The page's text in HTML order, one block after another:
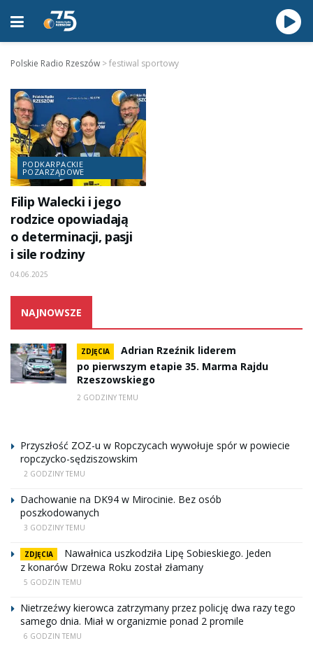
Polskie Radio Rzeszów >festiwal sportowy
PODKARPACKIE
POZARZĄDOWE
Filip Walecki i jego
rodzice opowiadają
o determinacji, pasji
i sile rodziny
04.06.2025
NAJNOWSZE
ZDJĘCIA
Adrian Rzeźnik liderem
po pierwszym etapie 35. Marma Rajdu
Rzeszowskiego
2 GODZINY TEMU
Przyszłość ZOZ-u w Ropczycach wywołuje spór w powiecie
ropczycko-sędziszowskim
2 GODZINY TEMU
Dachowanie na DK94 w Mirocinie. Bez osób
poszkodowanych
3 GODZINY TEMU
ZDJĘCIA
Nawałnica uszkodziła Lipę Sobieskiego. Jeden
z konarów Drzewa Roku został złamany
5 GODZIN TEMU
Nietrzeźwy kierowca zatrzymany przez policję dwa razy tego
samego dnia. Miał w organizmie ponad 2 promile
6 GODZIN TEMU